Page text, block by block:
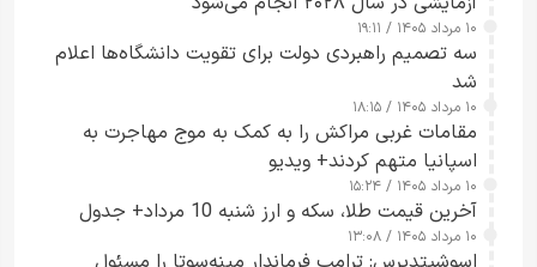
۱۰ مرداد ۱۴۰۵ / ۱۹:۱۱
سه تصمیم راهبردی دولت برای تقویت دانشگاه‌ها اعلام
شد
۱۰ مرداد ۱۴۰۵ / ۱۸:۱۵
مقامات غربی مراکش را به کمک به موج مهاجرت به
اسپانیا متهم کردند+ ویدیو
۱۰ مرداد ۱۴۰۵ / ۱۵:۲۴
آخرین قیمت طلا، سکه و ارز شنبه 10 مرداد+ جدول
۱۰ مرداد ۱۴۰۵ / ۱۳:۰۸